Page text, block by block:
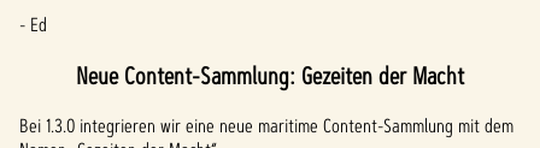
- Ed
Neue Content-Sammlung: Gezeiten der Macht
Bei 1.3.0 integrieren wir eine neue maritime Content-Sammlung mit dem